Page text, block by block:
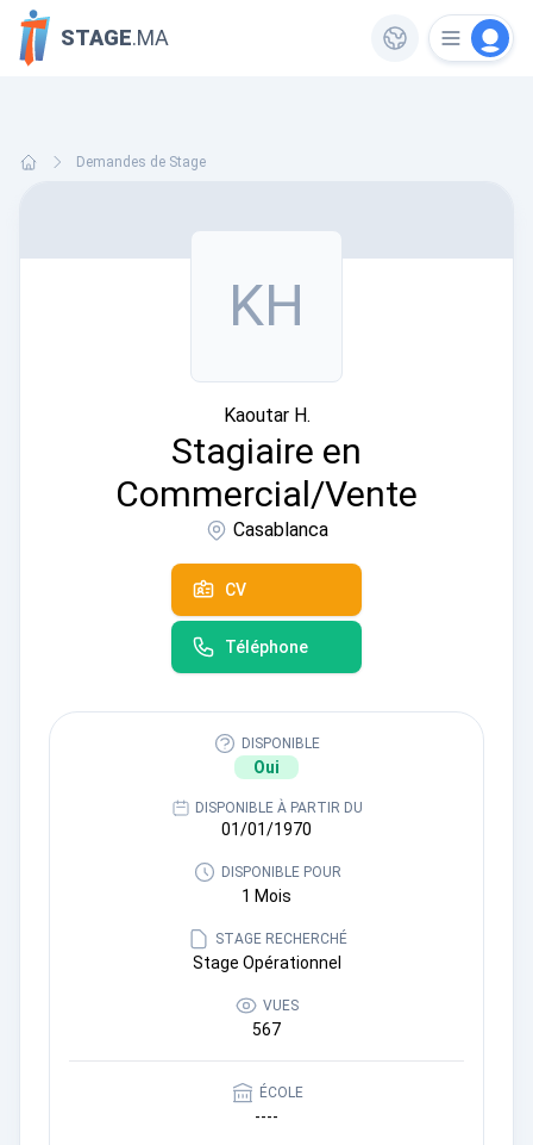
STAGE.MA
Demandes de Stage
KH
Kaoutar H.
Stagiaire en
Commercial/Vente
Casablanca
CV
Téléphone
DISPONIBLE
Oui
DISPONIBLE À PARTIR DU
01/01/1970
DISPONIBLE POUR
1 Mois
STAGE RECHERCHÉ
Stage Opérationnel
VUES
567
ÉCOLE
----